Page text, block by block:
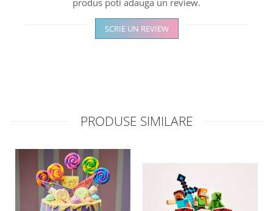
produs poti adauga un review.
SCRIE UN REVIEW
PRODUSE SIMILARE